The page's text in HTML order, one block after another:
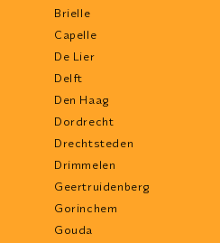
Brielle
Capelle
De Lier
Delft
Den Haag
Dordrecht
Drechtsteden
Drimmelen
Geertruidenberg
Gorinchem
Gouda